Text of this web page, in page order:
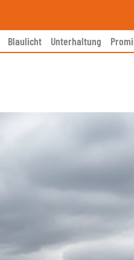
Blaulicht Unterhaltung